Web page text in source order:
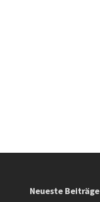
Neueste Beiträge